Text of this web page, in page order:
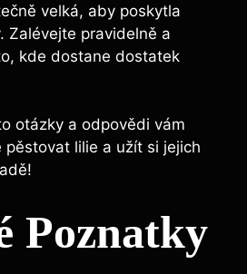
velká, aby poskytla
Zalévejte pravidelně a
kde dostane dostatek
otázky a odpovědi vám
pěstovat lilie a užít si jejich
Poznatky